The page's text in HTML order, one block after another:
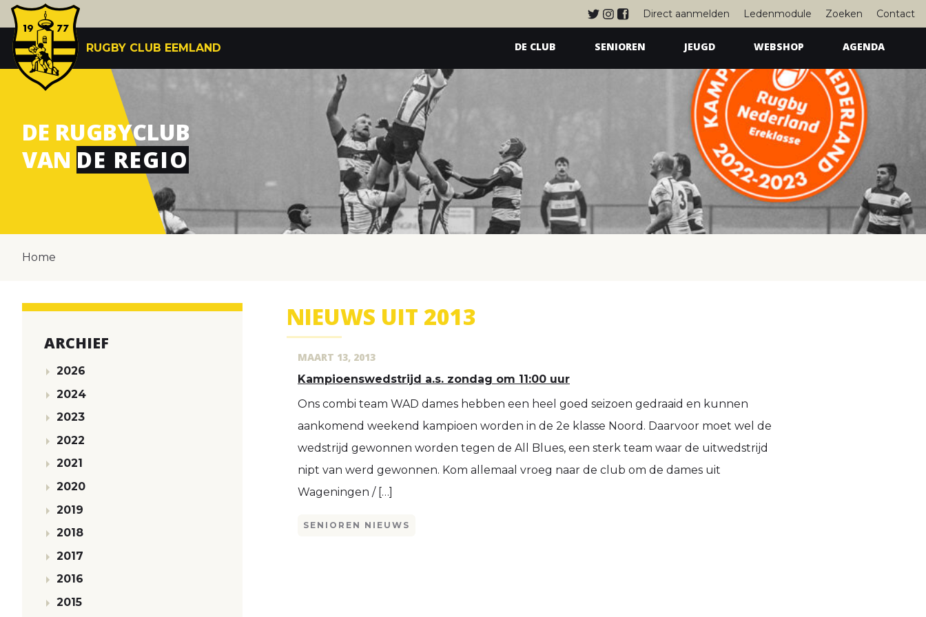
Direct aanmelden Ledenmodule Zoeken Contact
RUGBY CLUB EEMLAND DE CLUB SENIOREN JEUGD WEBSHOP AGENDA
DE RUGBYCLUB
VAN DE REGIO
Home
ARCHIEF
2026
2024
2023
2022
2021
2020
2019
2018
2017
2016
2015
NIEUWS UIT 2013
MAART 13, 2013
Kampioenswedstrijd a.s. zondag om 11:00 uur
Ons combi team WAD dames hebben een heel goed seizoen gedraaid en kunnen
aankomend weekend kampioen worden in de 2e klasse Noord. Daarvoor moet wel de
wedstrijd gewonnen worden tegen de All Blues, een sterk team waar de uitwedstrijd
nipt van werd gewonnen. Kom allemaal vroeg naar de club om de dames uit
Wageningen / […]
SENIOREN NIEUWS